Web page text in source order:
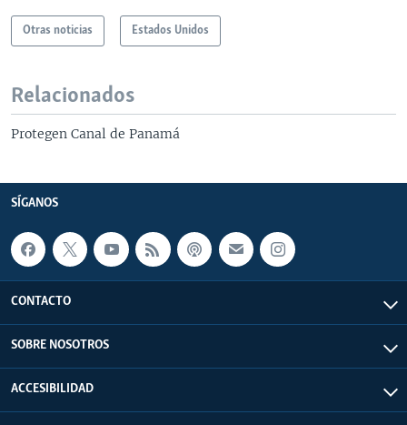
Otras noticias Estados Unidos
Relacionados
Protegen Canal de Panamá
SÍGANOS
CONTACTO
SOBRE NOSOTROS
ACCESIBILIDAD